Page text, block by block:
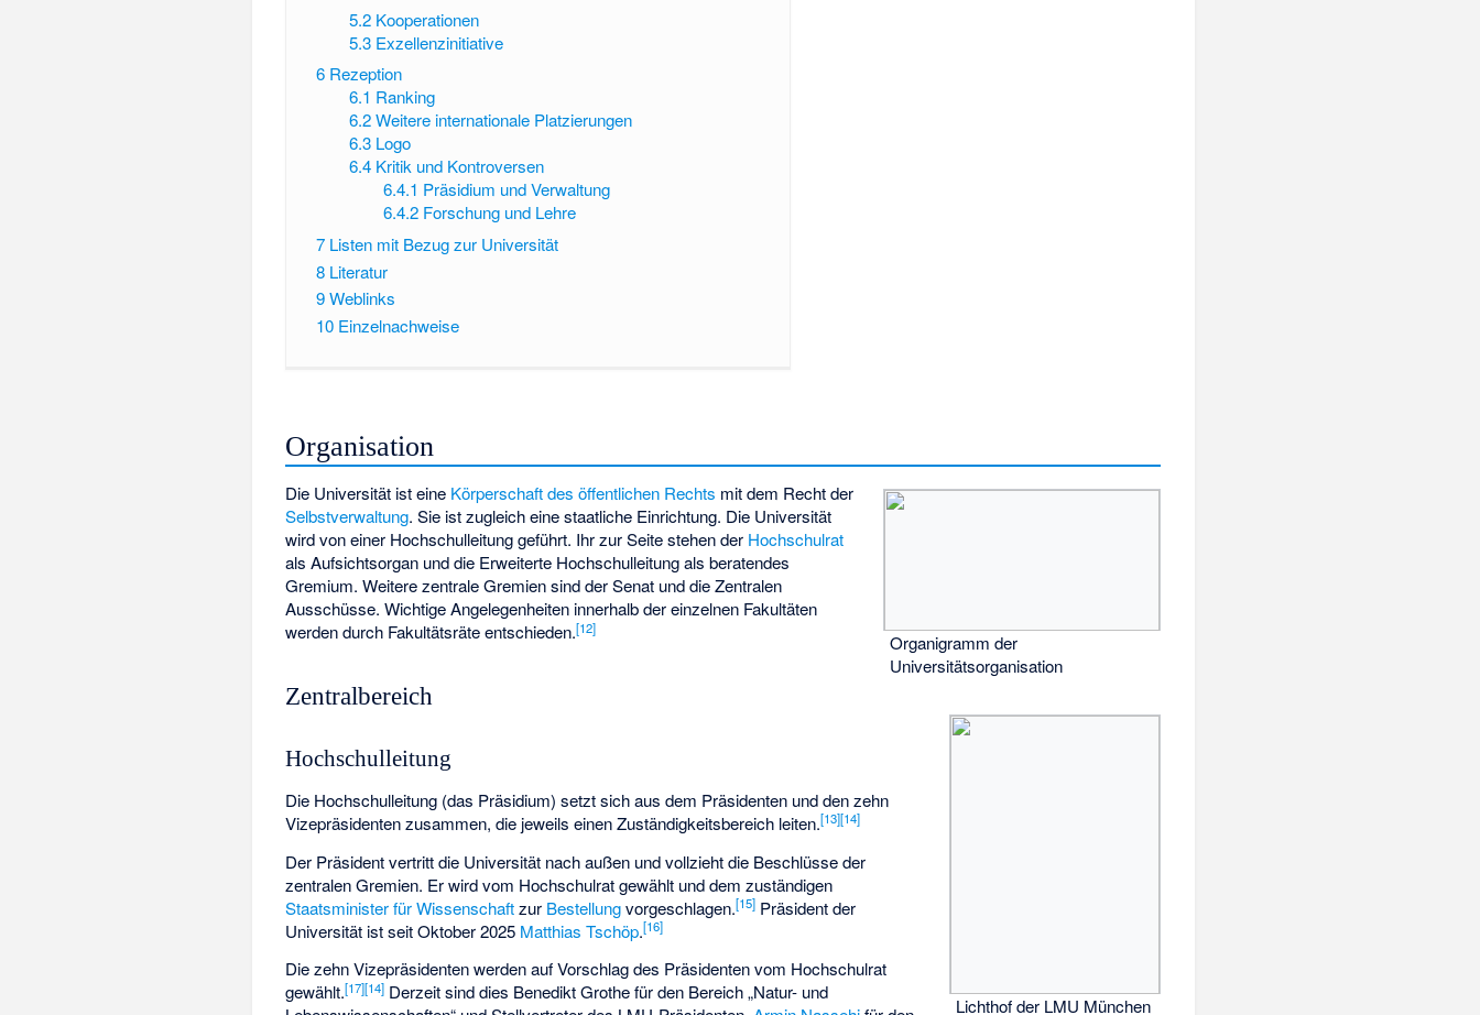
5.2 Kooperationen
5.3 Exzellenzinitiative
6 Rezeption
6.1 Ranking
6.2 Weitere internationale Platzierungen
6.3 Logo
6.4 Kritik und Kontroversen
6.4.1 Präsidium und Verwaltung
6.4.2 Forschung und Lehre
7 Listen mit Bezug zur Universität
8 Literatur
9Weblinks
10 Einzelnachweise
Organisation
Organigramm der
Universitätsorganisation
Lichthof der LMU München
Die Universität ist eine Körperschaft des öffentlichen Rechts mit dem Recht der
Selbstverwaltung. Sie ist zugleich eine staatliche Einrichtung. Die Universität
wird von einer Hochschulleitung geführt. Ihr zur Seite stehen der Hochschulrat
als Aufsichtsorgan und die Erweiterte Hochschulleitung als beratendes
Gremium. Weitere zentrale Gremien sind der Senat und die Zentralen
Ausschüsse. Wichtige Angelegenheiten innerhalb der einzelnen Fakultäten
werden durch Fakultätsräte entschieden.[12]
Zentralbereich
Hochschulleitung
Die Hochschulleitung (das Präsidium) setzt sich aus dem Präsidenten und den zehn
Vizepräsidenten zusammen, die jeweils einen Zuständigkeitsbereich leiten.[13][14]
Der Präsident vertritt die Universität nach außen und vollzieht die Beschlüsse der
zentralen Gremien. Er wird vom Hochschulrat gewählt und dem zuständigen
Staatsminister für Wissenschaftzur Bestellungvorgeschlagen.[15] Präsident der
Universität ist seit Oktober 2025 Matthias Tschöp.[16]
Die zehn Vizepräsidenten werden auf Vorschlag des Präsidenten vom Hochschulrat
gewählt.[17][14] Derzeit sind dies Benedikt Grothefür den Bereich „Natur- und